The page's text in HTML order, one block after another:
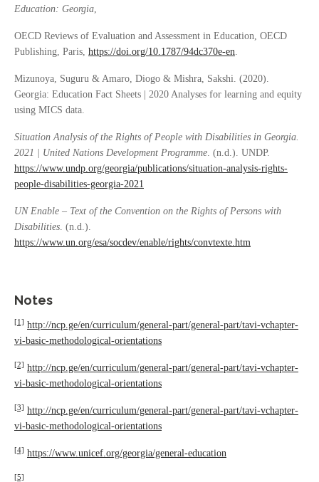
Education: Georgia,
OECD Reviews of Evaluation and Assessment in Education, OECD
Publishing, Paris, https://doi.org/10.1787/94dc370e-en.
Mizunoya, Suguru & Amaro, Diogo & Mishra, Sakshi. (2020).
Georgia: Education Fact Sheets | 2020 Analyses for learning and equity
using MICS data.
Situation Analysis of the Rights of People with Disabilities in Georgia.
2021 | United Nations Development Programme. (n.d.). UNDP.
https://www.undp.org/georgia/publications/situation-analysis-rights-
people-disabilities-georgia-2021
UN Enable – Text of the Convention on the Rights of Persons with
Disabilities. (n.d.).
https://www.un.org/esa/socdev/enable/rights/convtexte.htm
Notes
[1] http://ncp.ge/en/curriculum/general-part/general-part/tavi-vchapter-
vi-basic-methodological-orientations
[2] http://ncp.ge/en/curriculum/general-part/general-part/tavi-vchapter-
vi-basic-methodological-orientations
[3] http://ncp.ge/en/curriculum/general-part/general-part/tavi-vchapter-
vi-basic-methodological-orientations
[4] https://www.unicef.org/georgia/general-education
[5]